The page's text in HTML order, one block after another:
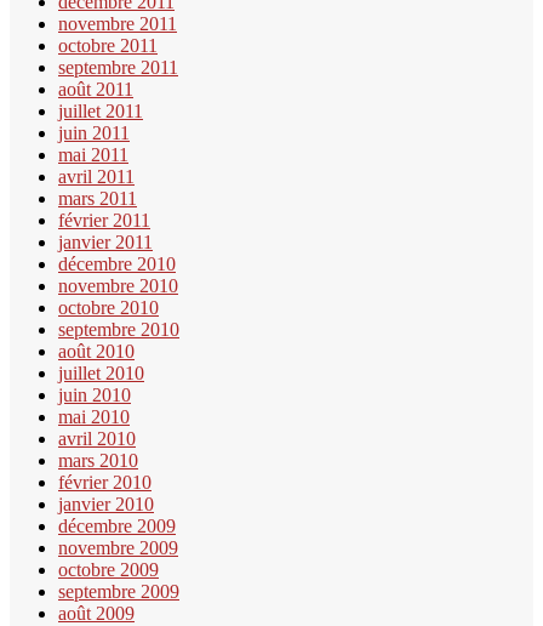
novembre 2011
octobre 2011
septembre 2011
août 2011
juillet 2011
juin 2011
mai 2011
avril 2011
mars 2011
février 2011
janvier 2011
décembre 2010
novembre 2010
octobre 2010
septembre 2010
août 2010
juillet 2010
juin 2010
mai 2010
avril 2010
mars 2010
février 2010
janvier 2010
décembre 2009
novembre 2009
octobre 2009
septembre 2009
août 2009